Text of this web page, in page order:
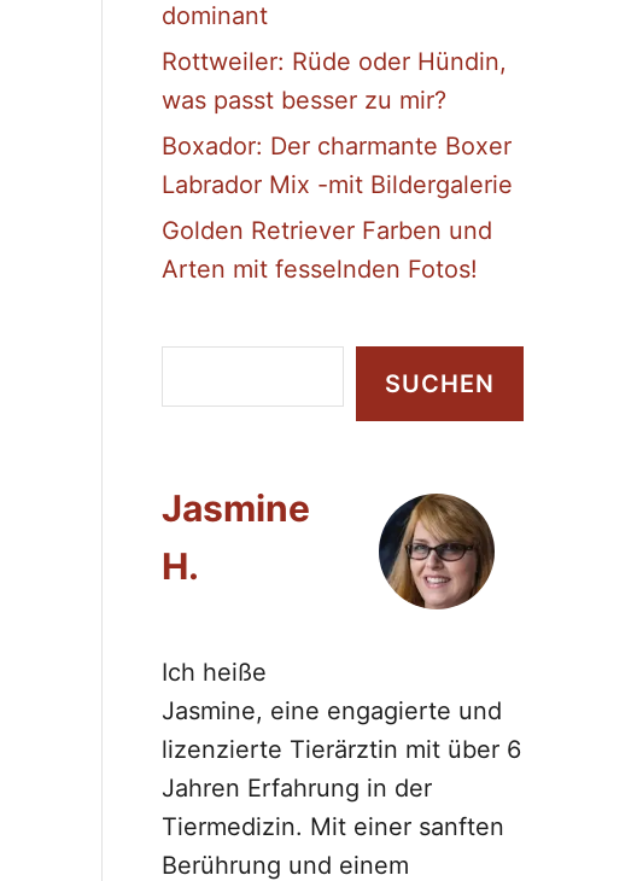
dominant
Rottweiler: Rüde oder Hündin,
was passt besser zu mir?
Boxador: Der charmante Boxer
Labrador Mix -mit Bildergalerie
Golden Retriever Farben und
Arten mit fesselnden Fotos!
u
e
n
SUCHEN
Jasmine
H.
Ich heiße
Jasmine, eine engagierte und
lizenzierte Tierärztin mit über 6
Jahren Erfahrung in der
Tiermedizin. Mit einer sanften
Berührung und einem